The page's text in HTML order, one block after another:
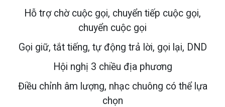
Hỗ trợ chờ cuộc gọi, chuyển tiếp cuộc gọi,
chuyển cuộc gọi
Gọi giữ, tắt tiếng, tự động trả lời, gọi lại, DND
Hội nghị 3 chiều địa phương
Điều chỉnh âm lượng, nhạc chuông có thể lựa
chọn